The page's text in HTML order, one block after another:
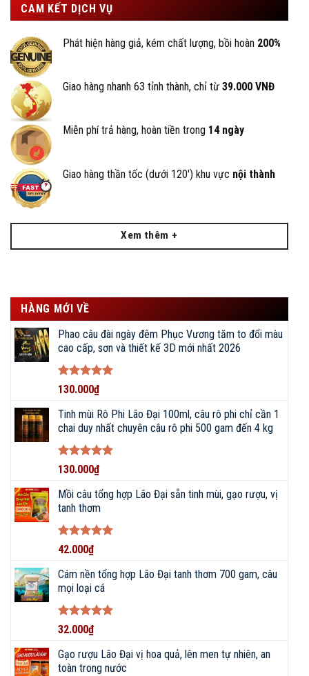
CAM KẾT DỊCH VỤ
Phát hiện hàng giả, kém chất lượng, bồi hoàn 200%
Giao hàng nhanh 63 tỉnh thành, chỉ từ 39.000 VNĐ
Miễn phí trả hàng, hoàn tiền trong 14 ngày
Giao hàng thần tốc (dưới 120') khu vực nội thành
Xem thêm +
HÀNG MỚI VỀ
Phao câu đài ngày đêm Phục Vương tăm to đổi màu
cao cấp, sơn và thiết kế 3D mới nhất 2026
Được xếp
5
sao
130.000₫
Tinh mùi Rô Phi Lão Đại 100ml, câu rô phi chỉ cần 1
chai duy nhất chuyên câu rô phi 500 gam đến 4 kg
Được xếp
5
sao
130.000₫
Mồi câu tổng hợp Lão Đại sẵn tinh mùi, gạo rượu, vị
tanh thơm
Được xếp
55
sao
42.000₫
Cám nền tổng hợp Lão Đại tanh thơm 700 gam, câu
mọi loại cá
Được xếp
55
sao
32.000₫
Gạo rượu Lão Đại vị hoa quả, lên men tự nhiên, an
toàn trong nước